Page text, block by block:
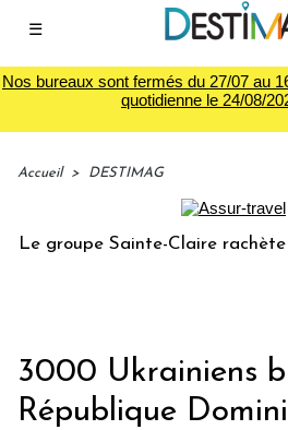
☰
Nos bureaux sont fermés du 27/07 au
quotidienne le 24/08/
Accueil > DESTIMAG
groupe Sainte-Claire rachète
3000 Ukrainiens
République